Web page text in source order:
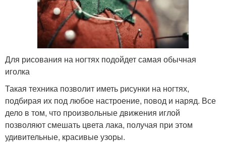
Для рисования на ногтях подойдет самая обычная
иголка
Такая техника позволит иметь рисунки на ногтях,
подбирая их под любое настроение, повод и наряд. Все
дело в том, что произвольные движения иглой
позволяют смешать цвета лака, получая при этом
удивительные, красивые узоры.